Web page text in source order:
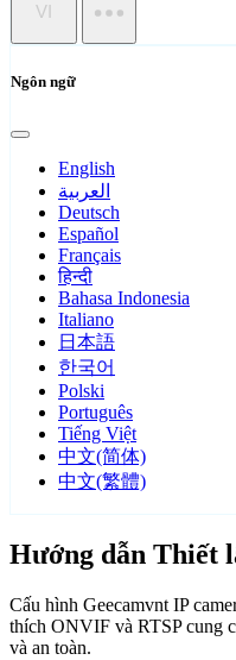
VI
Ngôn ngữ
English
العربية
Deutsch
Español
Français
हिन्दी
Bahasa Indonesia
Italiano
日本語
한국어
Polski
Português
Tiếng Việt
中文(简体)
中文(繁體)
Hướng dẫn Thiết
Cấu hình Geecamvnt IP
thích ONVIF và RTSP cung
và an toàn.